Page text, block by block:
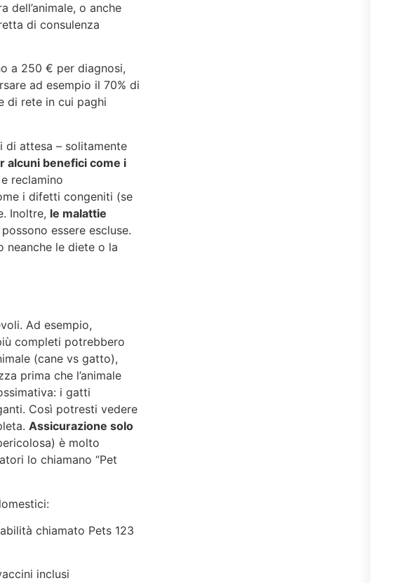
dell’animale, o anche
di consulenza
a 250 € per diagnosi,
ad esempio il 70% di
di rete in cui paghi
di attesa – solitamente
alcuni benefici come i
reclamino
i difetti congeniti (se
Inoltre, le malattie
essere escluse​.
neanche le diete o la
Ad esempio,
completi potrebbero
(cane vs gatto),
prima che l’animale
i gatti
Così potresti vedere
Assicurazione solo
è molto
lo chiamano “Pet
chiamato Pets 123
inclusi